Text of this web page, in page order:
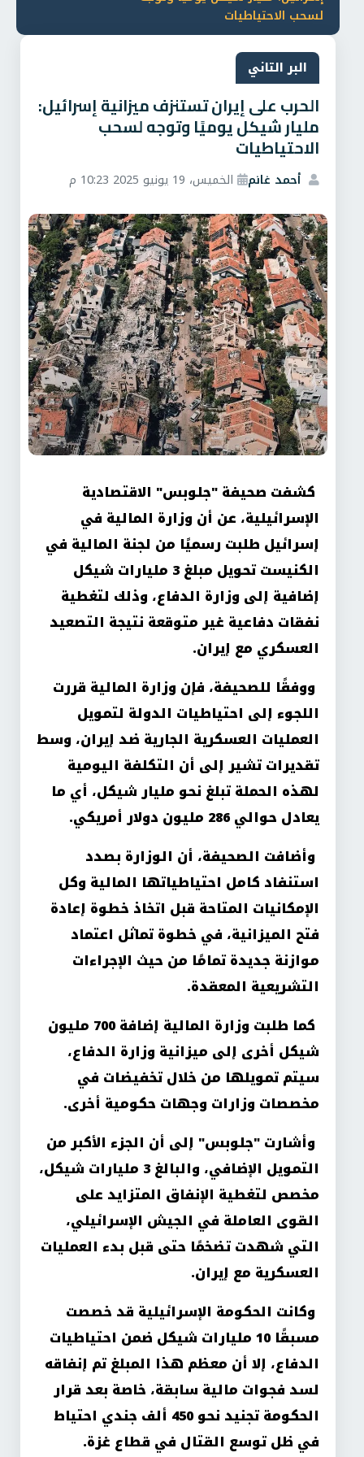
لسحب الاحتياطيات
البر التاني
الحرب على إيران تستنزف ميزانية إسرائيل:
مليار شيكل يوميًا وتوجه لسحب
الاحتياطيات
أحمد غانم الخميس، 19 يونيو 2025 10:23 م
كشفت صحيفة "جلوبس" الاقتصادية
الإسرائيلية، عن أن وزارة المالية في
إسرائيل طلبت رسميًا من لجنة المالية في
الكنيست تحويل مبلغ 3 مليارات شيكل
إضافية إلى وزارة الدفاع، وذلك لتغطية
نفقات دفاعية غير متوقعة نتيجة التصعيد
العسكري مع إيران.
ووفقًا للصحيفة، فإن وزارة المالية قررت
اللجوء إلى احتياطيات الدولة لتمويل
العمليات العسكرية الجارية ضد إيران، وسط
تقديرات تشير إلى أن التكلفة اليومية
لهذه الحملة تبلغ نحو مليار شيكل، أي ما
يعادل حوالي 286 مليون دولار أمريكي
.
وأضافت الصحيفة، أن الوزارة بصدد
استنفاد كامل احتياطياتها المالية وكل
الإمكانيات المتاحة قبل اتخاذ خطوة إعادة
فتح الميزانية، في خطوة تماثل اعتماد
موازنة جديدة تمامًا من حيث الإجراءات
التشريعية المعقدة.
كما طلبت وزارة المالية إضافة 700 مليون
شيكل أخرى إلى ميزانية وزارة الدفاع،
سيتم تمويلها من خلال تخفيضات في
مخصصات وزارات وجهات حكومية أخرى.
وأشارت "جلوبس" إلى أن الجزء الأكبر من
التمويل الإضافي، والبالغ 3 مليارات شيكل،
مخصص لتغطية الإنفاق المتزايد على
القوى العاملة في الجيش الإسرائيلي،
التي شهدت تضخمًا حتى قبل بدء العمليات
العسكرية مع إيران.
وكانت الحكومة الإسرائيلية قد خصصت
مسبقًا 10 مليارات شيكل ضمن احتياطيات
الدفاع، إلا أن معظم هذا المبلغ تم إنفاقه
لسد فجوات مالية سابقة، خاصة بعد قرار
الحكومة تجنيد نحو 450 ألف جندي احتياط
في ظل توسع القتال في قطاع غزة.